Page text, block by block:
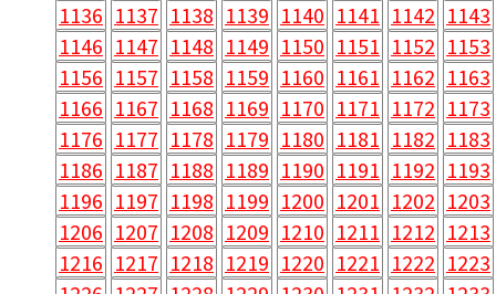
1136 1137 1138 1139 1140 1141 1142 1143
1146 1147 1148 1149 1150 1151 1152 1153
1156 1157 1158 1159 1160 1161 1162 1163
1166 1167 1168 1169 1170 1171 1172 1173
1176 1177 1178 1179 1180 1181 1182 1183
1186 1187 1188 1189 1190 1191 1192 1193
1196 1197 1198 1199 1200 1201 1202 1203
1206 1207 1208 1209 1210 1211 1212 1213
1216 1217 1218 1219 1220 1221 1222 1223